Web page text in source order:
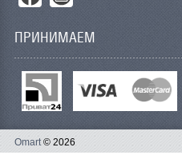
ПРИНИМАЕМ
Omart© 2026